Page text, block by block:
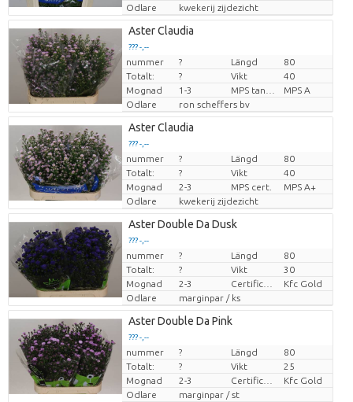
Odlare
kwekerij zijdezicht
Aster Claudia
??? -,--
Pris per enhet
nummer ? Längd
80
Totalt:
? Vikt
40
Mognad
1-3
MPS A
Odlare
ron scheffers bv
Aster Claudia
??? -,--
Pris per enhet
nummer ? Längd
80
Totalt:
? Vikt
40
Mognad
2-3 MPS cert.
MPS A+
Odlare
kwekerij zijdezicht
Aster Double Da Dusk
??? -,--
Pris per enhet
nummer ? Längd
80
Totalt:
? Vikt
30
Mognad
2-3
Kfc Gold
Odlare
marginpar / ks
Aster Double Da Pink
??? -,--
Pris per enhet
nummer ? Längd
80
Totalt:
? Vikt
25
Mognad
2-3
Kfc Gold
Odlare
marginpar / st